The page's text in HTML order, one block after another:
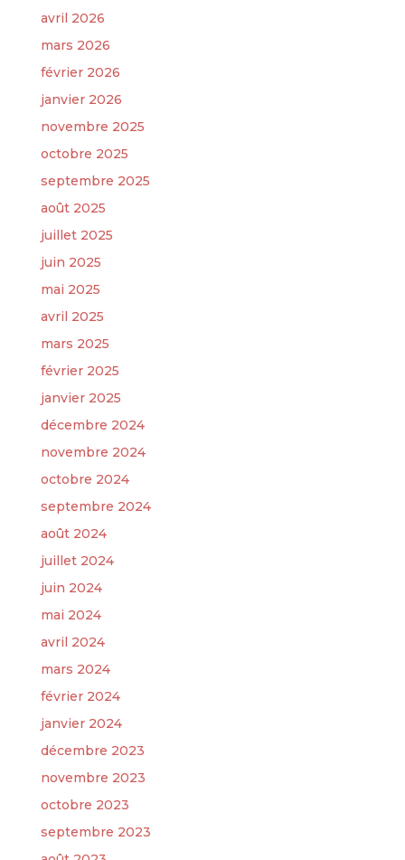
avril 2026
mars 2026
février 2026
janvier 2026
novembre 2025
octobre 2025
septembre 2025
août 2025
juillet 2025
juin 2025
mai 2025
avril 2025
mars 2025
février 2025
janvier 2025
décembre 2024
novembre 2024
octobre 2024
septembre 2024
août 2024
juillet 2024
juin 2024
mai 2024
avril 2024
mars 2024
février 2024
janvier 2024
décembre 2023
novembre 2023
octobre 2023
septembre 2023